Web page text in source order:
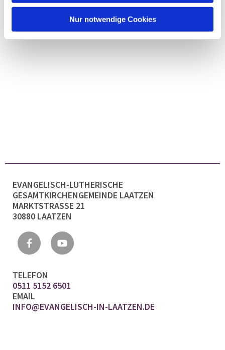
Nur notwendige Cookies
EVANGELISCH-LUTHERISCHE
GESAMTKIRCHENGEMEINDE LAATZEN
MARKTSTRASSE 21
30880 LAATZEN
TELEFON
0511 5152 6501
EMAIL
INFO@EVANGELISCH-IN-LAATZEN.DE